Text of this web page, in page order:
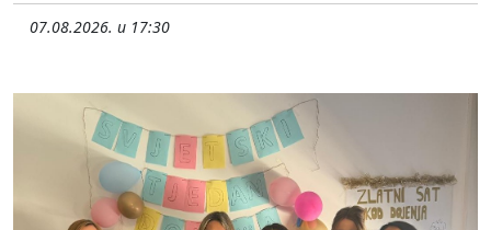
07.08.2026. u 17:30